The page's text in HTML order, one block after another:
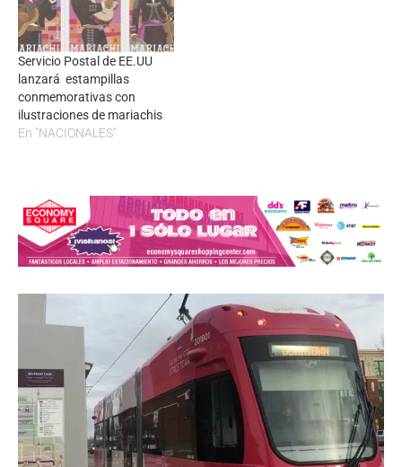
Servicio Postal de EE.UU
lanzará estampillas
conmemorativas con
ilustraciones de mariachis
En "NACIONALES"